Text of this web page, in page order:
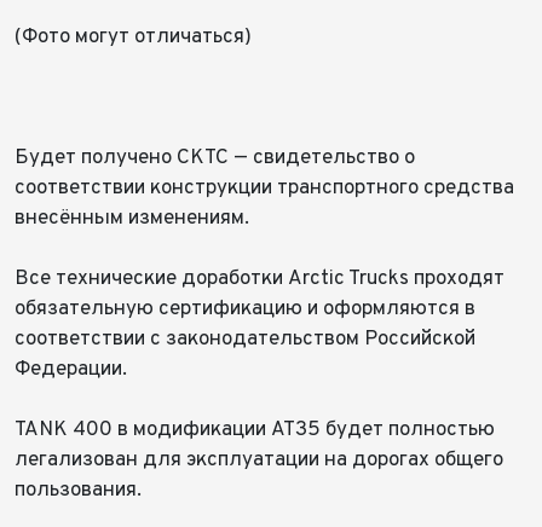
(Фото могут отличаться)
Будет получено СКТС — свидетельство о
соответствии конструкции транспортного средства
внесённым изменениям.
Все технические доработки Arctic Trucks проходят
обязательную сертификацию и оформляются в
соответствии с законодательством Российской
Федерации.
TANK 400 в модификации AT35 будет полностью
легализован для эксплуатации на дорогах общего
пользования.